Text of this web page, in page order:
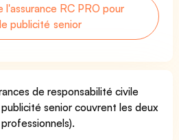
l'assurance RC PRO pour
publicité senior
de responsabilité civile
senior couvrent les deux